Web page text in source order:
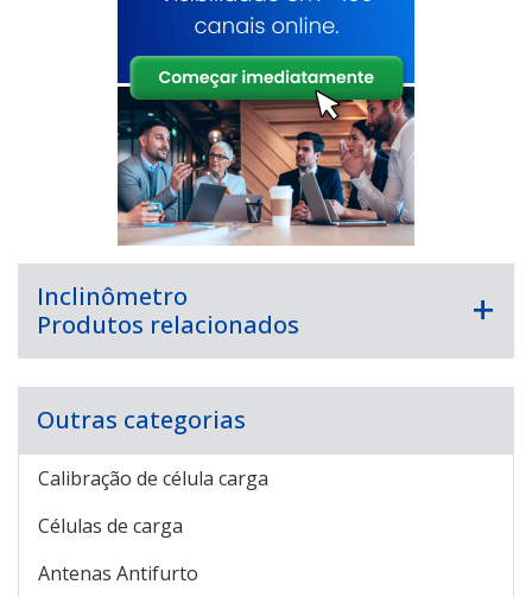
Inclinômetro
Produtos relacionados
Outras categorias
Calibração de célula carga
Células de carga
Antenas Antifurto